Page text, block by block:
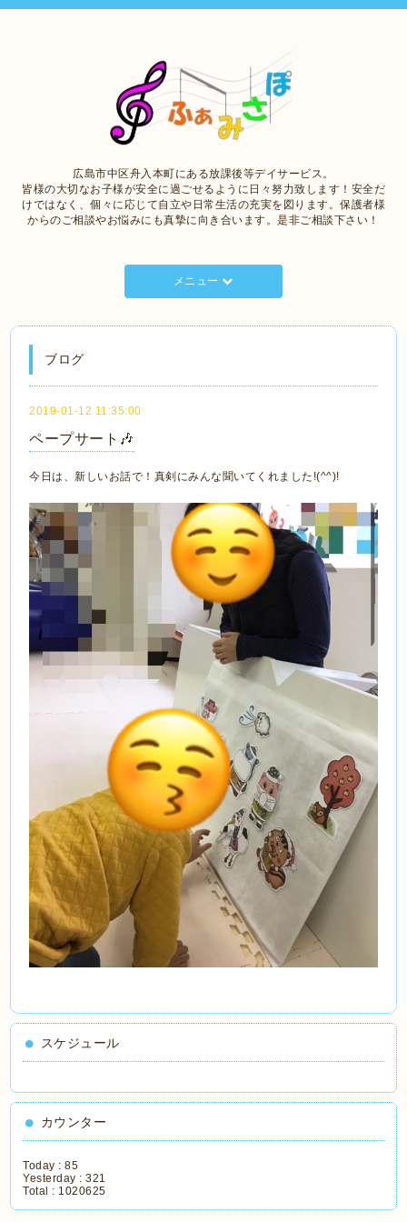
広島市中区舟入本町にある放課後等デイサービス。
皆様の大切なお子様が安全に過ごせるように日々努力致します！安全だ
けではなく、個々に応じて自立や日常生活の充実を図ります。保護者様
からのご相談やお悩みにも真摯に向き合います。是非ご相談下さい！
メニュー
ブログ
2019-01-12 11:35:00
ペープサート🎶
今日は、新しいお話で！真剣にみんな聞いてくれました!(^^)!
スケジュール
カウンター
Today :85
Yesterday :321
Total : 1020625